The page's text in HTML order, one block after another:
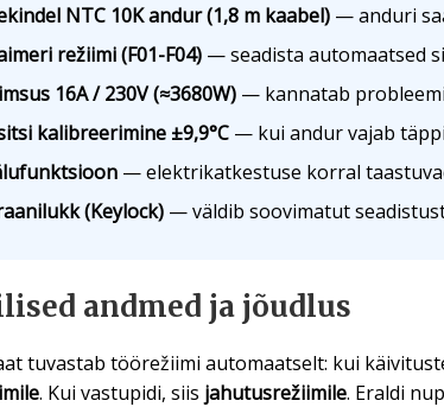
NTC 10K andur (1,8 m kaabel)— anduri
režiimi (F01-F04)— seadista automaatsed
16A / 230V (≈3680W)— kannatab
kalibreerimine ±9,9°C— kui andur vajab
— elektrikatkestuse korral
(Keylock)— väldib soovimatut
andmed ja jõudlus
tuvastab töörežiimi automaatselt: kui
. Kui vastupidi, siis jahutusrežiimile. Eraldi